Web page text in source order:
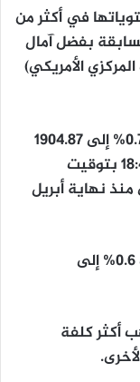
في أكثر من
بفضل آمال
الأمريكي)
وانخفض الذهب في المعاملات الفورية 0.7% إلى 1904.87
دولار للأوقية (الأونصة) بحلول الساعة 18:42 بتوقيت
نهاية أبريل
وتراجعت العقود الأمريكية الآجلة للذهب 0.6% إلى
الذهب أكثر كلفة